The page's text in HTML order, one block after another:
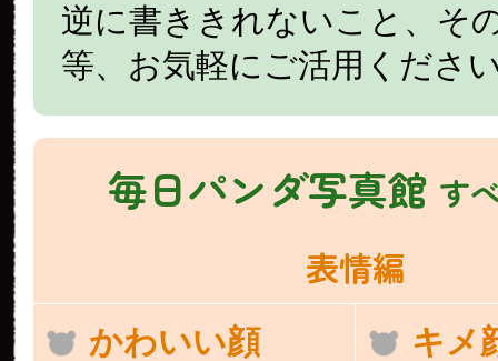
逆に書ききれないこと、そ
等、お気軽にご活用くださ
毎日パンダ写真館 す
表情編
かわいい顔 キメ